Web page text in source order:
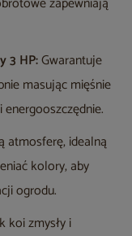
3 HP:Gwarantuje
masując mięśnie
atmosferę, idealną
kolory, aby
ogrodu.
koi zmysły i